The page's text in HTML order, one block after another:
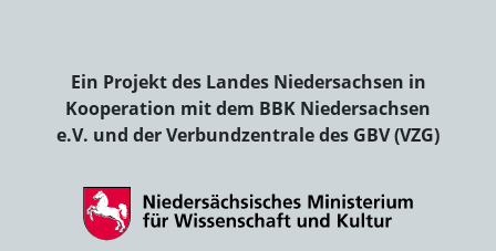
Ein Projekt des Landes Niedersachsen in
Kooperation mit dem BBK Niedersachsen
e.V. und der Verbundzentrale des GBV (VZG)